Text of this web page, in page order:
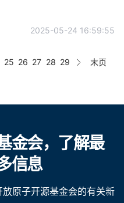
2025-05-24 16:59:55
25 26 27 28 29 末页
金会，了解最
信息
原子开源基金会的有关新